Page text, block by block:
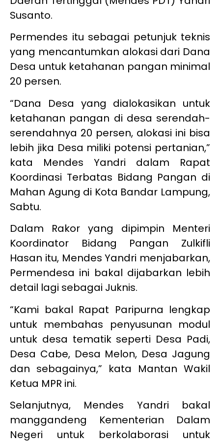
Susanto.
Permendes itu sebagai petunjuk teknis
yang mencantumkan alokasi dari Dana
Desa untuk ketahanan pangan minimal
20 persen.
“Dana Desa yang dialokasikan untuk
ketahanan pangan di desa serendah-
serendahnya 20 persen, alokasi ini bisa
lebih jika Desa miliki potensi pertanian,”
kata Mendes Yandri dalam Rapat
Koordinasi Terbatas Bidang Pangan di
Mahan Agung di Kota Bandar Lampung,
Sabtu.
Dalam Rakor yang dipimpin Menteri
Koordinator Bidang Pangan Zulkifli
Hasan itu, Mendes Yandri menjabarkan,
Permendesa ini bakal dijabarkan lebih
detail lagi sebagai Juknis.
“Kami bakal Rapat Paripurna lengkap
untuk membahas penyusunan modul
untuk desa tematik seperti Desa Padi,
Desa Cabe, Desa Melon, Desa Jagung
dan sebagainya,” kata Mantan Wakil
Ketua MPR ini.
Selanjutnya, Mendes Yandri bakal
manggandeng Kementerian Dalam
Negeri untuk berkolaborasi untuk